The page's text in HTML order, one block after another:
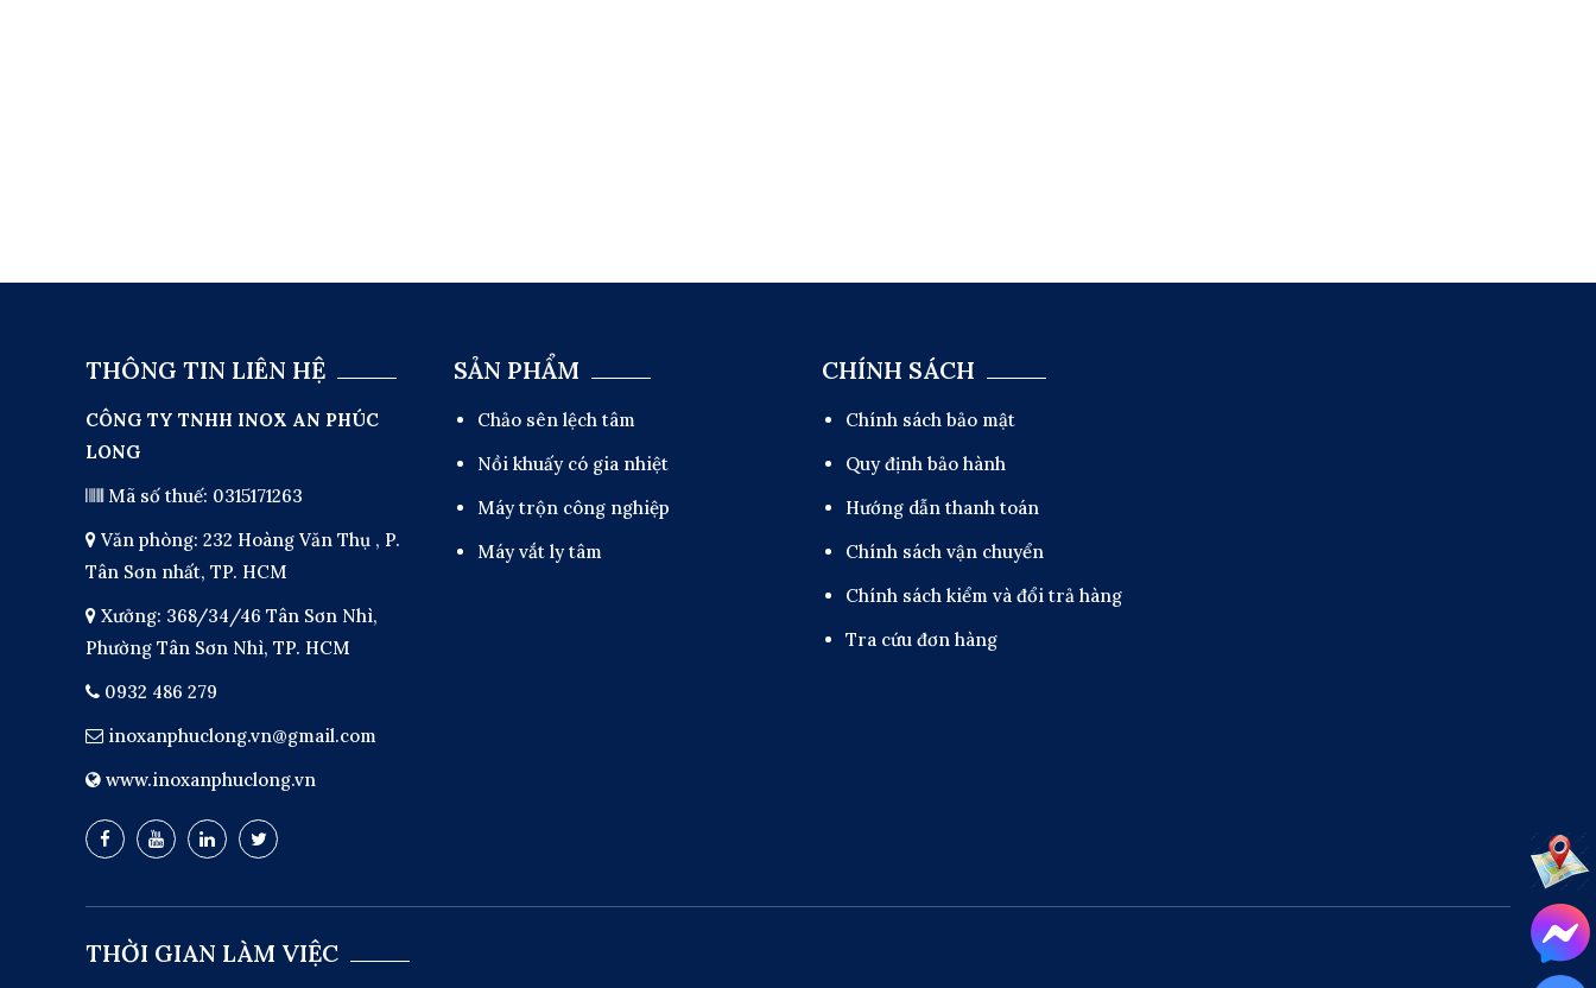
THÔNG TIN LIÊN HỆ
CÔNG TY TNHH INOX AN PHÚC
LONG
Mã số thuế: 0315171263
Văn phòng: 232 Hoàng Văn Thụ , P.
Tân Sơn nhất, TP. HCM
Xưởng: 368/34/46 Tân Sơn Nhì,
Phường Tân Sơn Nhì, TP. HCM
0932 486 279
inoxanphuclong.vn@gmail.com
www.inoxanphuclong.vn
SẢN PHẨM
Chảo sên lệch tâm
Nồi khuấy có gia nhiệt
Máy trộn công nghiệp
Máy vắt ly tâm
CHÍNH SÁCH
Chính sách bảo mật
Quy định bảo hành
Hướng dẫn thanh toán
Chính sách vận chuyển
Chính sách kiểm và đổi trả hàng
Tra cứu đơn hàng
THỜI GIAN LÀM VIỆC